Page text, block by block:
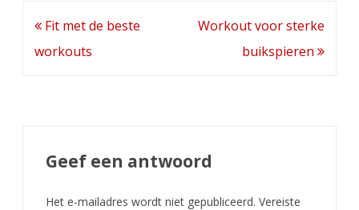
Berichtnavigatie
Fit met de beste
workouts
Workout voor sterke
buikspieren
Geef een antwoord
Het e-mailadres wordt niet gepubliceerd. Vereiste